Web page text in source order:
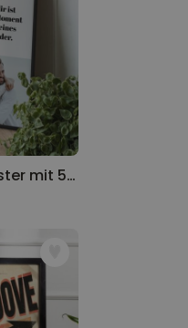
Personalisierbares Poster mit 5 Fotos und Text